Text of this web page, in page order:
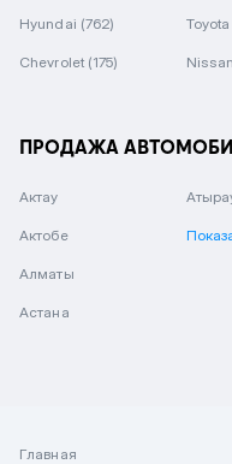
Hyundai (762) Toyota
Chevrolet (175) Nissan
ПРОДАЖА
Актау
Актобе
Алматы
Астана
Главная